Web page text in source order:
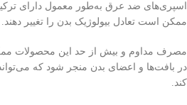
اسپری‌های ضد عرق به‌طور معمول دارای
ممکن است تعادل بیولوژیک بدن را تغییر دهند.
مصرف مداوم و بیش از حد این محصولات
در بافت‌ها و اعضای بدن منجر شود که می‌تواند
کند.